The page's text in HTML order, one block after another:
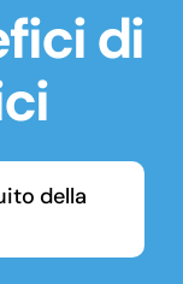
di
della